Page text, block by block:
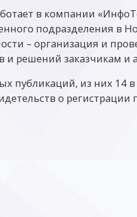
в компании
подразделения в
– организация и
и решений заказчикам и
публикаций, из них 14
о